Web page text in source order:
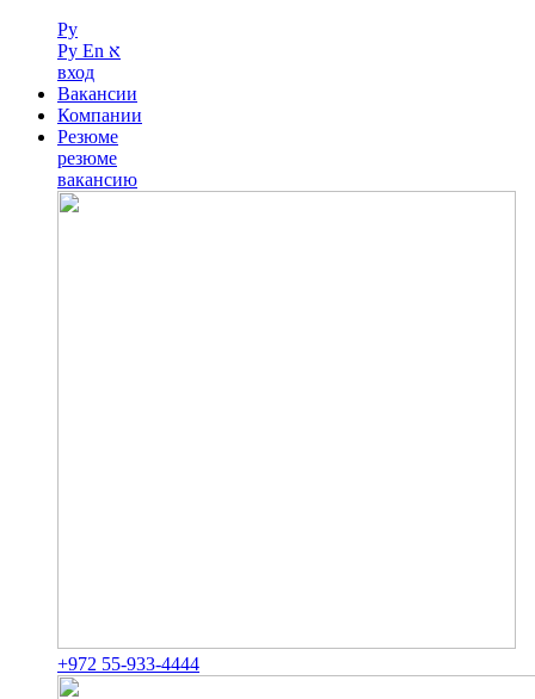
Ру
Ру En א
вход
Вакансии
Компании
Резюме
резюме
вакансию
+972 55-933-4444